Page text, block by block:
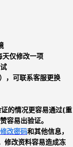
天仅修改一项
，可联系客服更换
的情况更容易通过(重
容易出验证。
修改密码和其他信息，
修改资料容易造成冻